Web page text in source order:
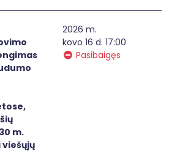
m.
2026 m.
kovo 16 d. 17:00
Pasibaigęs